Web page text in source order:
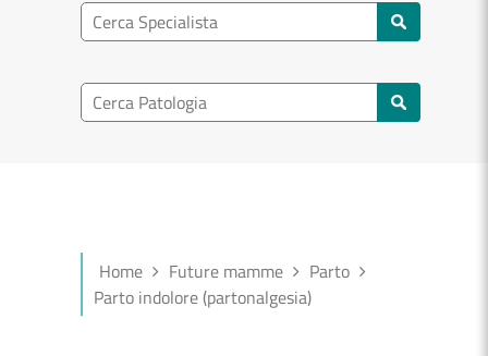
Ricerca specialisti
Ricerca nel patologia
Home Future mamme
Parto
Parto indolore (partonalgesia)